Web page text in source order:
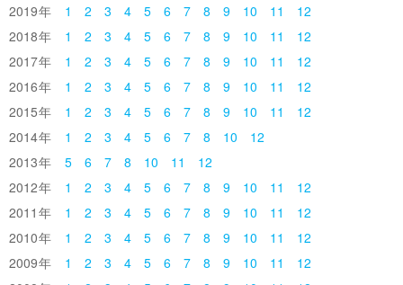
2019
1 2 3 4 5 6 7 8 9 10 11
12
2018
1 2 3 4 5 6 7 8 9 10 11
12
2017
1 2 3 4 5 6 7 8 9 10 11
12
2016
1 2 3 4 5 6 7 8 9 10 11
12
2015
1 2 3 4 5 6 7 8 9 10 11
12
2014
1 2 3 4 5 6 7 8 10
12
2013
5 6 7 8 10 11
12
2012
1 2 3 4 5 6 7 8 9 10 11
12
2011
1 2 3 4 5 6 7 8 9 10 11
12
2010
1 2 3 4 5 6 7 8 9 10 11
12
2009
1 2 3 4 5 6 7 8 9 10 11
12